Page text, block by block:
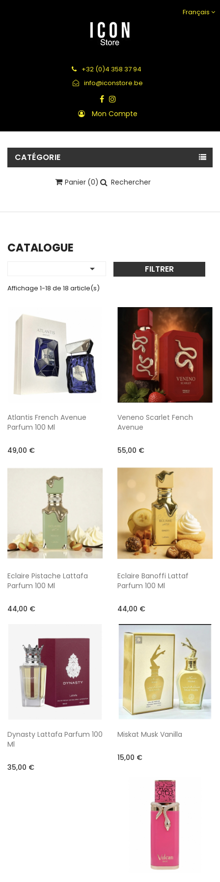
Français
+32 (0)4 358 37 94
info@iconstore.be
Mon Compte
CATÉGORIE
Panier (0) Rechercher
CATALOGUE
 FILTRER
Affichage 1-18 de 18 article(s)
Atlantis French Avenue
Parfum 100 Ml
49,00 €
Veneno Scarlet Fench
Avenue
55,00 €
Eclaire Pistache Lattafa
Parfum 100 Ml
44,00 €
Eclaire Banoffi Lattaf
Parfum 100 Ml
44,00 €
Dynasty Lattafa Parfum 100
Ml
35,00 €
Miskat Musk Vanilla
15,00 €